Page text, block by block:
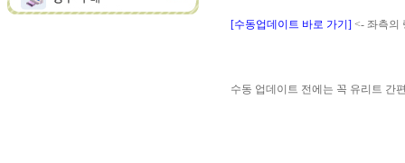
[수동업데이트 바로 가기] <- 좌측의
수동 업데이트 전에는 꼭 유리트 간